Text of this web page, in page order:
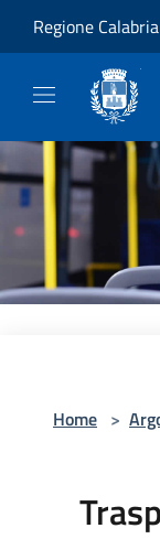
Regione Calabria
Home >